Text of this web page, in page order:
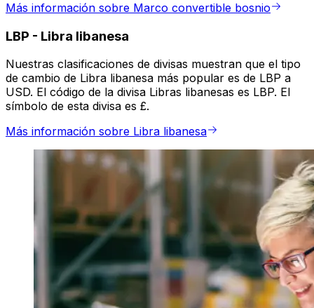
Más información sobre Marco convertible bosnio
LBP - Libra libanesa
Nuestras clasificaciones de divisas muestran que el tipo
de cambio de Libra libanesa más popular es de LBP a
USD. El código de la divisa Libras libanesas es LBP. El
símbolo de esta divisa es £.
Más información sobre Libra libanesa